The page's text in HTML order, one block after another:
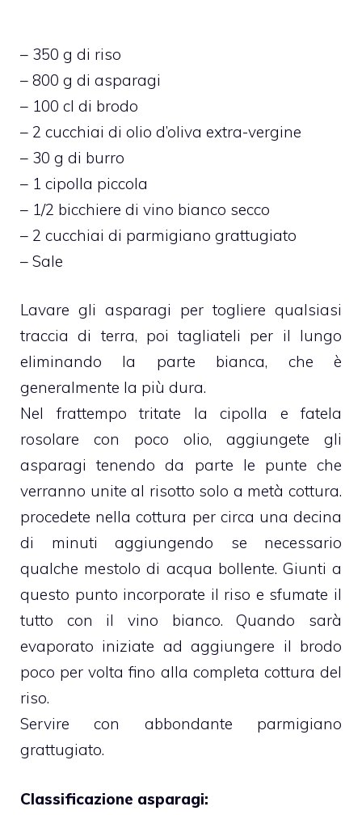
– 350 g di riso
– 800 g di asparagi
– 100 cl di brodo
– 2 cucchiai di olio d’oliva extra-vergine
– 30 g di burro
– 1 cipolla piccola
– 1/2 bicchiere di vino bianco secco
– 2 cucchiai di parmigiano grattugiato
– Sale
Lavare gli asparagi per togliere qualsiasi
traccia di terra, poi tagliateli per il lungo
eliminando la parte bianca, che è
generalmente la più dura.
Nel frattempo tritate la cipolla e fatela
rosolare con poco olio, aggiungete gli
asparagi tenendo da parte le punte che
verranno unite al risotto solo a metà cottura.
procedete nella cottura per circa una decina
di minuti aggiungendo se necessario
qualche mestolo di acqua bollente. Giunti a
questo punto incorporate il riso e sfumate il
tutto con il vino bianco. Quando sarà
evaporato iniziate ad aggiungere il brodo
poco per volta fino alla completa cottura del
riso.
Servire con abbondante parmigiano
grattugiato.
Classificazione asparagi: